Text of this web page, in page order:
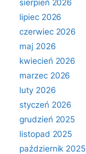
sierpień 2026
lipiec 2026
czerwiec 2026
maj 2026
kwiecień 2026
marzec 2026
luty 2026
styczeń 2026
grudzień 2025
listopad 2025
październik 2025